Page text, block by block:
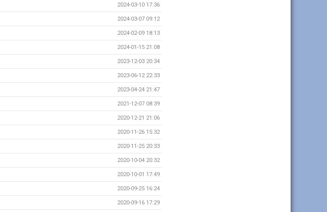
2024-03-10 17:36
2024-03-07 09:12
2024-02-09 18:13
2024-01-15 21:08
2023-12-03 20:34
2023-06-12 22:33
2023-04-24 21:47
2021-12-07 08:39
2020-12-21 21:06
2020-11-26 15:32
2020-11-25 20:33
2020-10-04 20:32
2020-10-01 17:49
2020-09-25 16:24
2020-09-16 17:29